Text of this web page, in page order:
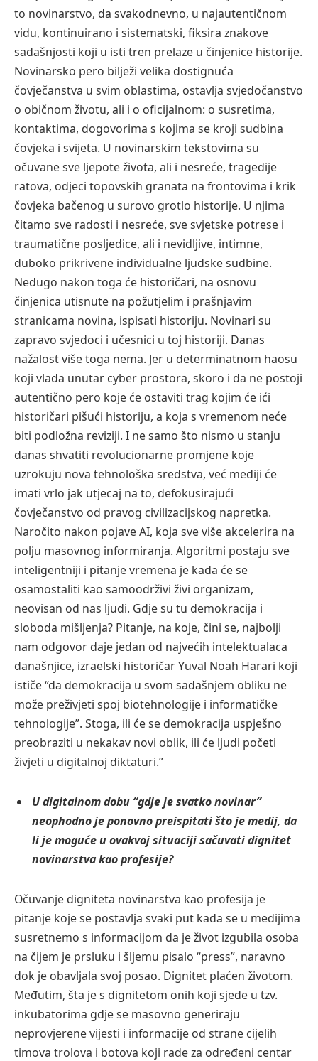
to novinarstvo, da svakodnevno, u najautentičnom
vidu, kontinuirano i sistematski, fiksira znakove
sadašnjosti koji u isti tren prelaze u činjenice historije.
Novinarsko pero bilježi velika dostignuća
čovječanstva u svim oblastima, ostavlja svjedočanstvo
o običnom životu, ali i o oficijalnom: o susretima,
kontaktima, dogovorima s kojima se kroji sudbina
čovjeka i svijeta. U novinarskim tekstovima su
očuvane sve ljepote života, ali i nesreće, tragedije
ratova, odjeci topovskih granata na frontovima i krik
čovjeka bačenog u surovo grotlo historije. U njima
čitamo sve radosti i nesreće, sve svjetske potrese i
traumatične posljedice, ali i nevidljive, intimne,
duboko prikrivene individualne ljudske sudbine.
Nedugo nakon toga će historičari, na osnovu
činjenica utisnute na požutjelim i prašnjavim
stranicama novina, ispisati historiju. Novinari su
zapravo svjedoci i učesnici u toj historiji. Danas
nažalost više toga nema. Jer u determinatnom haosu
koji vlada unutar cyber prostora, skoro i da ne postoji
autentično pero koje će ostaviti trag kojim će ići
historičari pišući historiju, a koja s vremenom neće
biti podložna reviziji. I ne samo što nismo u stanju
danas shvatiti revolucionarne promjene koje
uzrokuju nova tehnološka sredstva, već mediji će
imati vrlo jak utjecaj na to, defokusirajući
čovječanstvo od pravog civilizacijskog napretka.
Naročito nakon pojave AI, koja sve više akcelerira na
polju masovnog informiranja. Algoritmi postaju sve
inteligentniji i pitanje vremena je kada će se
osamostaliti kao samoodrživi živi organizam,
neovisan od nas ljudi. Gdje su tu demokracija i
sloboda mišljenja? Pitanje, na koje, čini se, najbolji
nam odgovor daje jedan od najvećih intelektualaca
današnjice, izraelski historičar Yuval Noah Harari koji
ističe “da demokracija u svom sadašnjem obliku ne
može preživjeti spoj biotehnologije i informatičke
tehnologije”. Stoga, ili će se demokracija uspješno
preobraziti u nekakav novi oblik, ili će ljudi početi
živjeti u digitalnoj diktaturi.”
U digitalnom dobu “gdje je svatko novinar”
neophodno je ponovno preispitati što je medij, da
li je moguće u ovakvoj situaciji sačuvati dignitet
novinarstva kao profesije?
Očuvanje digniteta novinarstva kao profesija je
pitanje koje se postavlja svaki put kada se u medijima
susretnemo s informacijom da je život izgubila osoba
na čijem je prsluku i šljemu pisalo “press”, naravno
dok je obavljala svoj posao. Dignitet plaćen životom.
Međutim, šta je s dignitetom onih koji sjede u tzv.
inkubatorima gdje se masovno generiraju
neprovjerene vijesti i informacije od strane cijelih
timova trolova i botova koji rade za određeni centar